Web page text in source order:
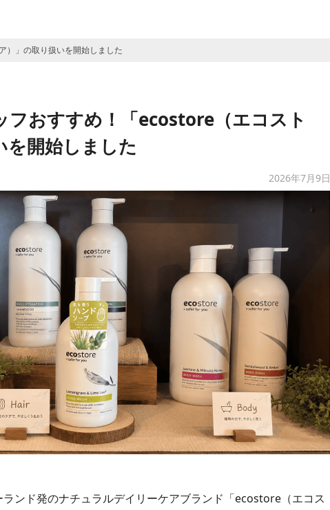
）」の取り扱いを開始しました
フおすすめ！「ecostore（エコスト
を開始しました
2026年7月9日
ランド発のナチュラルデイリーケアブランド「ecostore（エコス